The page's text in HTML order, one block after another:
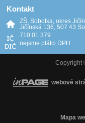
Kontakt
ZŠ, Sobotka, okres Jičín
Jičínská 136, 507 43
710 01 379
nejsme plátci DPH
Copyright
webové
Mapa